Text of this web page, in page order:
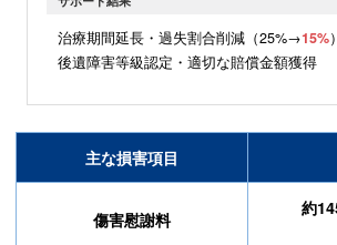
治療期間延長・過失割合削減（25%→15%）
後遺障害等級認定・適切な賠償金額獲得
主な損害項目
傷害慰謝料
約